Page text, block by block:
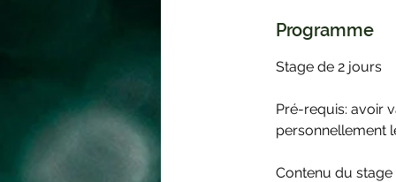
Programme
Stage de 2 jours
Pré-requis: avoir
personnellement
Contenu du stage